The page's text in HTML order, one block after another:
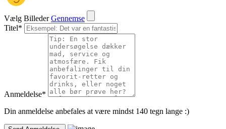
Vælg Billeder Gennemse
Titel*
Anmeldelse*
Din anmeldelse anbefales at være mindst 140 tegn lange :)